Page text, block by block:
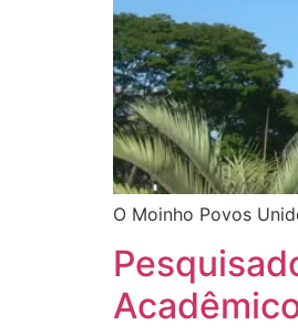
O Moinho Povos